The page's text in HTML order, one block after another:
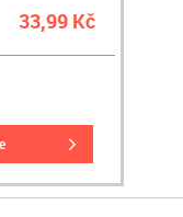
33,99 Kč